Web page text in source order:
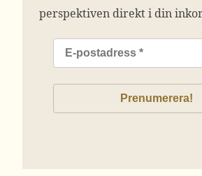
perspektiven direkt i din